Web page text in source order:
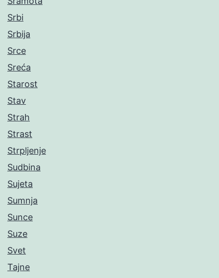
Srbi
Srbija
Srce
Sreća
Starost
Stav
Strah
Strast
Strpljenje
Sudbina
Sujeta
Sumnja
Sunce
Suze
Svet
Tajne